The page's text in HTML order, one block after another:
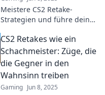
Meistere CS2 Retake-
Strategien und führe dein
die besten Taktiken für den
Erfolg im Spiel.
CS2 Retakes wie ein
Schachmeister: Züge, die
die Gegner in den
Wahnsinn treiben
Gaming Jun 8, 2025